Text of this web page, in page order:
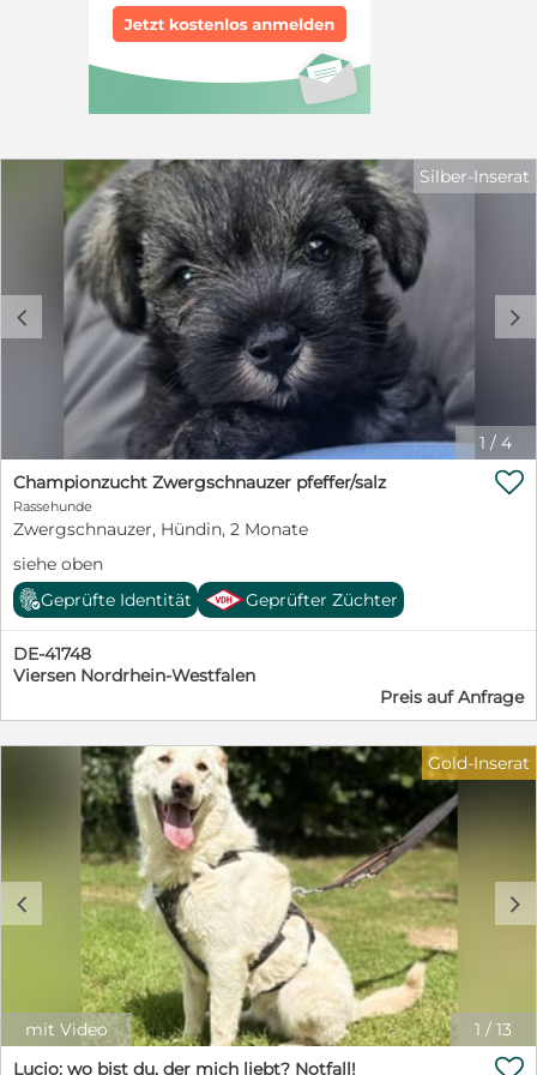
und macht den Clown. Beispiel: will man, dass er
"Platz" macht, kommt er schon mal auf die Idee, sich
im Gras zu wälzen. Lässt man das zu, will er seinen Kopf
durchsetzen und ignoriert das Kommando. Hier sollte
es keine Diskussionen geben. Luca muss wissen, dass
Garten haben. Gerne kann ein sozialer, ausgeglichener
Ersthund in der Familie leben, er kann aber auch
Einzelprinz sein. Es sollten erst einmal keine kleinen
Kinder in dem gleichen Haushalt sein. Luca braucht
nun dringend eine Chance, Menschen, die sich mit der
Rasse auskennen, und die erkennen, was in Luca steckt.
Laut der Leitung der Hundepension bindet sich Luca
schnell an seine Menschen und würde für sie "durch das
Feuer gehen". Haben Sie Fragen zu Luca? Dann
nehmen Sie gerne Kontakt auf. Elke Schmitz - 0177
2954647 info@furbys-fellfreunde.de Luca war bei
Ausreise gechipt, geimpft und reiste mit einem EU
Ausweis in einem beim deutschen Veterinäramt
registrierten Transport. Die Hunde reisen mit TRACES.
1 / 4
c d
Silber-Inserat
Championzucht Zwergschnauzer pfeffer/salz
Rassehunde
Zwergschnauzer, Hündin, 2 Monate
siehe oben

Geprüfte Identität Geprüfter Züchter
DE-41748
Viersen Nordrhein-Westfalen
Preis auf Anfrage
1 / 13
c d
mit Video
Gold-Inserat
Lucio: wo bist du, der mich liebt? Notfall! 